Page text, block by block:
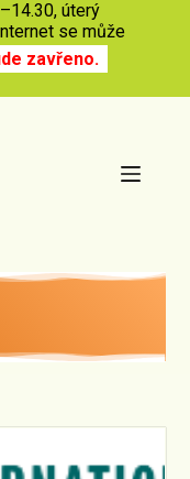
úterý
se může
zavřeno.